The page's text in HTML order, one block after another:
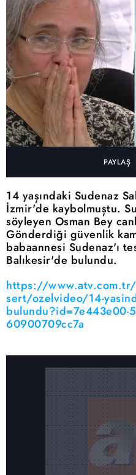
PAYLAŞ
14 yaşındaki Sudenaz
İzmir'de kaybolmuştu.
söyleyen Osman Bey
Gönderdiği güvenlik
babaannesi Sudenaz'ı
Balıkesir'de bulundu.
https://
sert/ozelvideo/14-
bulundu?id=7e443e00-
60900709cc7a